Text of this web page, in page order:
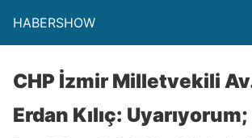
HABERSHOW
CHP İzmir Milletvekili
Erdan Kılıç: